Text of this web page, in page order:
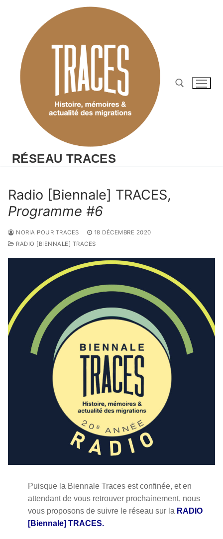
RÉSEAU TRACES
Radio [Biennale] TRACES,
Programme #6
NORIA POUR TRACES
18 DÉCEMBRE 2020
RADIO [BIENNALE] TRACES
Puisque la Biennale Traces est confinée, et en
attendant de vous retrouver prochainement, nous
vous proposons de suivre le réseau sur la RADIO
[Biennale] TRACES.